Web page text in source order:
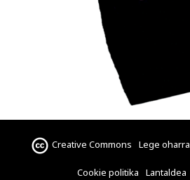
Creative Commons Lege oharra
Cookie politika Lantaldea